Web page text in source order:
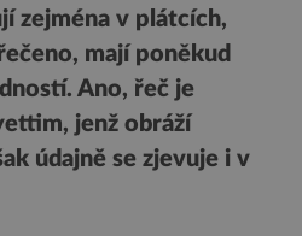
zejména v plátcích,
mají poněkud
Ano, řeč je
jenž obráží
údajně se zjevuje i v